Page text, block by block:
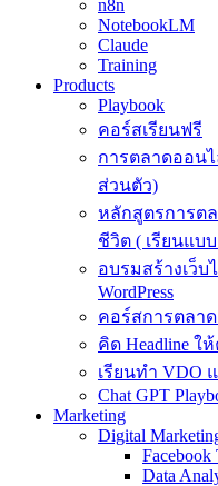
n8n
NotebookLM
Claude
Training
Products
Playbook
คอร์สเรียนฟรี
การตลาดออน
ส่วนตัว)
หลักสูตรการต
ชีวิต ( เรียนแบ
อบรมสร้างเว็
WordPress
คอร์สการตลา
คิด Headline
เรียนทำ VDO
Chat GPT
Marketing
Digital
Facebook
Data